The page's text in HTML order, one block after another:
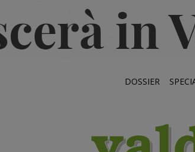
DOSSIER